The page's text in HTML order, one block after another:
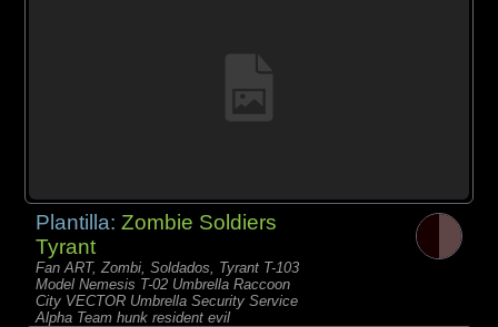
Plantilla:Zombie Soldiers
Tyrant
Fan ART, Zombi, Soldados, Tyrant T-103
Model Nemesis T-02 Umbrella Raccoon
City VECTOR Umbrella Security Service
Alpha Team hunk resident evil